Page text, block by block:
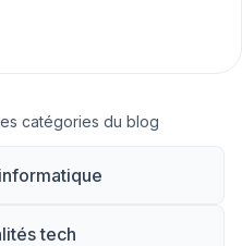
catégories du blog
tech